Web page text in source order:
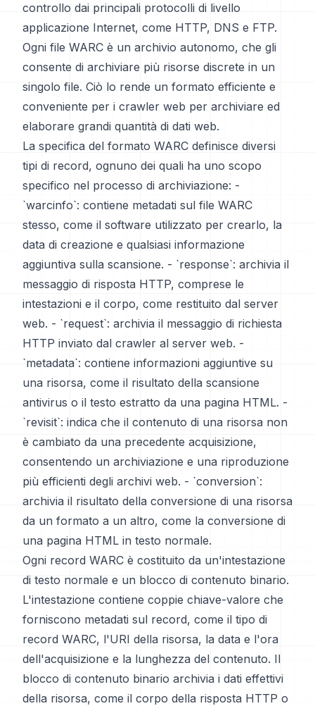
controllo dai principali protocolli di livello
applicazione Internet, come HTTP, DNS e FTP.
Ogni file WARC è un archivio autonomo, che gli
consente di archiviare più risorse discrete in un
singolo file. Ciò lo rende un formato efficiente e
conveniente per i crawler web per archiviare ed
elaborare grandi quantità di dati web.
La specifica del formato WARC definisce diversi
tipi di record, ognuno dei quali ha uno scopo
specifico nel processo di archiviazione: -
`warcinfo`: contiene metadati sul file WARC
stesso, come il software utilizzato per crearlo, la
data di creazione e qualsiasi informazione
aggiuntiva sulla scansione. - `response`: archivia il
messaggio di risposta HTTP, comprese le
intestazioni e il corpo, come restituito dal server
web. - `request`: archivia il messaggio di richiesta
HTTP inviato dal crawler al server web. -
`metadata`: contiene informazioni aggiuntive su
una risorsa, come il risultato della scansione
antivirus o il testo estratto da una pagina HTML. -
`revisit`: indica che il contenuto di una risorsa non
è cambiato da una precedente acquisizione,
consentendo un archiviazione e una riproduzione
più efficienti degli archivi web. - `conversion`:
archivia il risultato della conversione di una risorsa
da un formato a un altro, come la conversione di
una pagina HTML in testo normale.
Ogni record WARC è costituito da un'intestazione
di testo normale e un blocco di contenuto binario.
L'intestazione contiene coppie chiave-valore che
forniscono metadati sul record, come il tipo di
record WARC, l'URI della risorsa, la data e l'ora
dell'acquisizione e la lunghezza del contenuto. Il
blocco di contenuto binario archivia i dati effettivi
della risorsa, come il corpo della risposta HTTP o